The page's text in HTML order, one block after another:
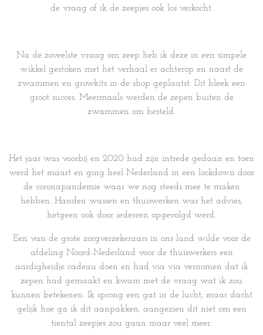
de vraag of ik de zeepjes ook los verkocht.
Na de zoveelste vraag om zeep heb ik deze in een simpele
wikkel gestoken met het verhaal er achterop en naast de
zwammen en growkits in de shop geplaatst. Dit bleek een
groot succes. Meermaals werden de zepen buiten de
zwammen om besteld.
Het jaar was voorbij en 2020 had zijn intrede gedaan en toen
werd het maart en ging heel Nederland in een lockdown door
de coronapandemie waar we nog steeds mee te maken
hebben. Handen wassen en thuiswerken was het advies,
hetgeen ook door iedereen opgevolgd werd.
Een van de grote zorgverzekeraars in ons land wilde voor de
afdeling Noord-Nederland voor de thuiswerkers een
aardigheidje cadeau doen en had via via vernomen dat ik
zepen had gemaakt en kwam met de vraag wat ik zou
kunnen betekenen. Ik sprong een gat in de lucht, maar dacht
gelijk hoe ga ik dit aanpakken, aangezien dit niet om een
tiental zeepjes zou gaan maar veel meer.